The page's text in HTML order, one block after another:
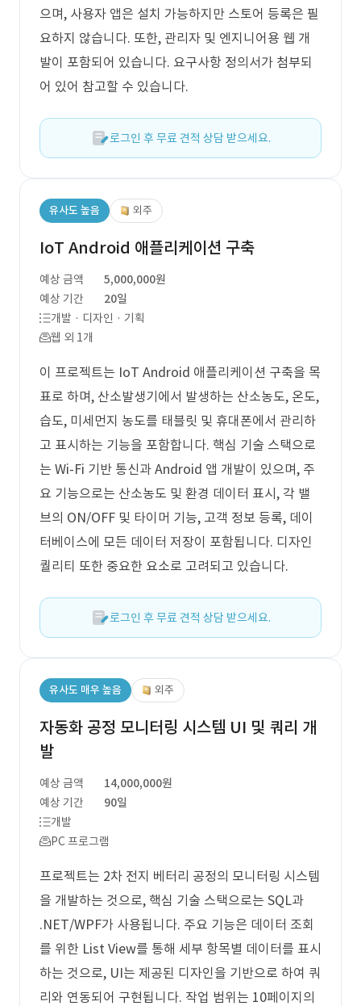
으며, 사용자 앱은 설치 가능하지만 스토어 등록은 필
요하지 않습니다. 또한, 관리자 및 엔지니어용 웹 개
발이 포함되어 있습니다. 요구사항 정의서가 첨부되
어 있어 참고할 수 있습니다.
로그인 후 무료 견적 상담 받으세요.
유사도 높음 외주
IoT Android 애플리케이션 구축
예상 금액
5,000,000원
예상 기간
20일
개발 · 디자인 · 기획
웹 외 1개
이 프로젝트는 IoT Android 애플리케이션 구축을 목
표로 하며, 산소발생기에서 발생하는 산소농도, 온도,
습도, 미세먼지 농도를 태블릿 및 휴대폰에서 관리하
고 표시하는 기능을 포함합니다. 핵심 기술 스택으로
는 Wi-Fi 기반 통신과 Android 앱 개발이 있으며, 주
요 기능으로는 산소농도 및 환경 데이터 표시, 각 밸
브의 ON/OFF 및 타이머 기능, 고객 정보 등록, 데이
터베이스에 모든 데이터 저장이 포함됩니다. 디자인
퀄리티 또한 중요한 요소로 고려되고 있습니다.
로그인 후 무료 견적 상담 받으세요.
유사도 매우 높음 외주
자동화 공정 모니터링 시스템 UI 및 쿼리 개
발
예상 금액
14,000,000원
예상 기간
90일
개발
PC 프로그램
프로젝트는 2차 전지 베터리 공정의 모니터링 시스템
을 개발하는 것으로, 핵심 기술 스택으로는 SQL과
.NET/WPF가 사용됩니다. 주요 기능은 데이터 조회
를 위한 List View를 통해 세부 항목별 데이터를 표시
하는 것으로, UI는 제공된 디자인을 기반으로 하여 쿼
리와 연동되어 구현됩니다. 작업 범위는 10페이지의